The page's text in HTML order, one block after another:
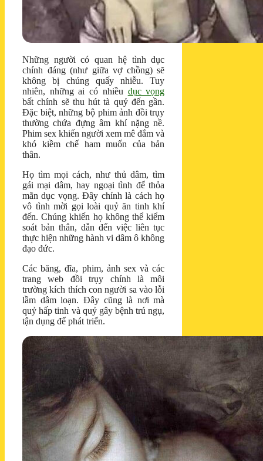
Những người có quan hệ tình dục
chính đáng (như giữa vợ chồng) sẽ
không bị chúng quấy nhiễu. Tuy
nhiên, những ai có nhiều dục vọng
bất chính sẽ thu hút tà quỷ đến gần.
Đặc biệt, những bộ phim ảnh đồi trụy
thường chứa đựng âm khí nặng nề.
Phim sex khiến người xem mê đắm và
khó kiềm chế ham muốn của bản
thân.
Họ tìm mọi cách, như thủ dâm, tìm
gái mại dâm, hay ngoại tình để thỏa
mãn dục vọng. Đây chính là cách họ
vô tình mời gọi loài quỷ ăn tinh khí
đến. Chúng khiến họ không thể kiểm
soát bản thân, dẫn đến việc liên tục
thực hiện những hành vi dâm ô không
đạo đức.
Các băng, đĩa, phim, ảnh sex và các
trang web đồi trụy chính là môi
trường kích thích con người sa vào lỗi
lầm dâm loạn. Đây cũng là nơi mà
quỷ hấp tinh và quỷ gây bệnh trú ngụ,
tận dụng để phát triển.